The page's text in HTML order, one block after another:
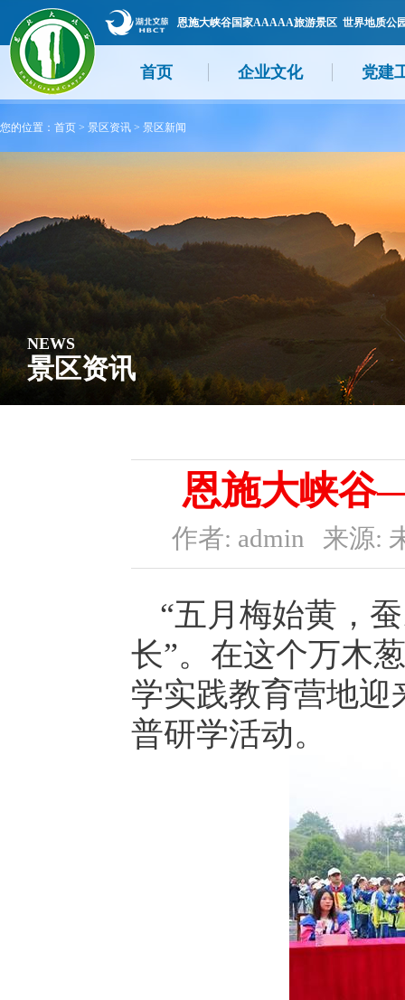
恩施大峡谷国家AAAAA旅游景区 世界地质公
首页 企业文化 党建
您的位置： 首页 > 景区资讯 > 景区新闻
NEWS
景区资讯
恩施大峡谷
作者: admin 来源:
“五月梅始黄，
长”。在这个万木
学实践教育营地迎
普研学活动。